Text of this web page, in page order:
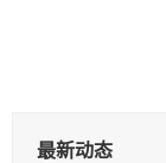
最新动态